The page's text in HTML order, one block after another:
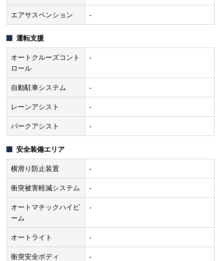
エアサスペンション -
運転支援
オートクルーズコント
ロール
-
自動駐車システム -
レーンアシスト -
パークアシスト -
安全装備エリア
横滑り防止装置 -
衝突被害軽減システム -
オートマチックハイビ
ーム
-
オートライト -
衝突安全ボディ -